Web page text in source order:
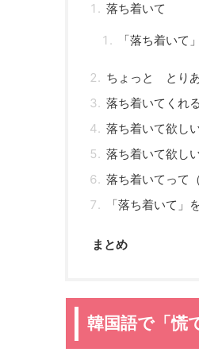
落ち着いて
「落ち着いて
ちょっと とり
落ち着いてくれ
落ち着いて欲し
落ち着いて欲し
落ち着いてって（
「落ち着いて」
まとめ
韓国語で「慌